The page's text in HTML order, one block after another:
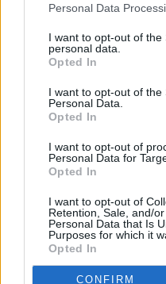
Personal Data
I want to opt-out of the
personal data.
Opted In
I want to opt-out of the
Personal Data.
Opted In
I want to opt-out of
Personal Data for
Opted In
I want to opt-out of
Retention, Sale, and/
Personal Data that Is
Purposes for which it
Opted In
CONFIRM
Dovolená u moře•Bazény